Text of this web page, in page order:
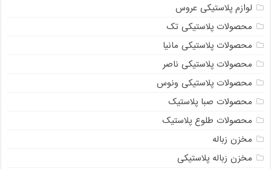
لوازم پلاستیکی عروس
محصولات پلاستیکی تک
محصولات پلاستیکی مانیا
محصولات پلاستیکی ناصر
محصولات پلاستیکی ونوس
محصولات صبا پلاستیک
محصولات طلوع پلاستیک
مخزن زباله
مخزن زباله پلاستیکی